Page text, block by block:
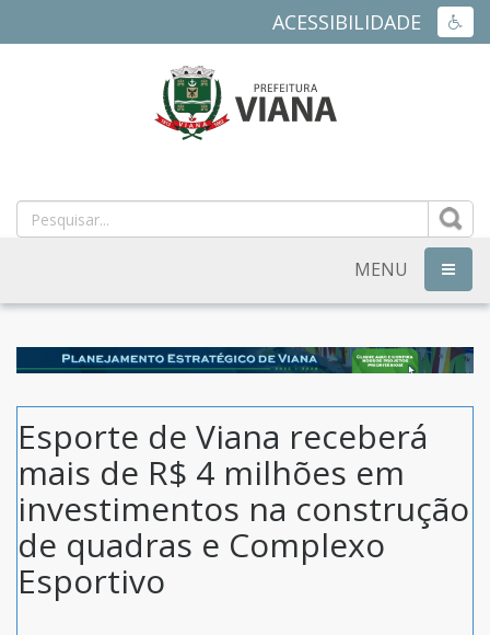
ACESSIBILIDADE
MUNICIPAL
DE
VIANA
ES
MENU
Esporte de Viana receberá
mais de R$ 4 milhões em
investimentos na construção
de quadras e Complexo
Esportivo